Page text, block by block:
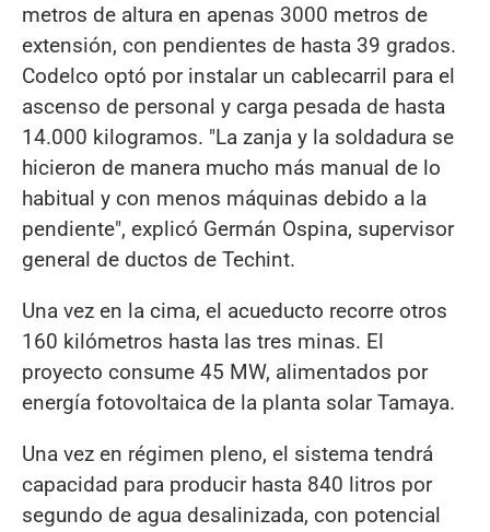
metros de altura en apenas 3000 metros de
extensión, con pendientes de hasta 39 grados.
Codelco optó por instalar un cablecarril para el
ascenso de personal y carga pesada de hasta
14.000 kilogramos. "La zanja y la soldadura se
hicieron de manera mucho más manual de lo
habitual y con menos máquinas debido a la
pendiente", explicó Germán Ospina, supervisor
general de ductos de Techint.
Una vez en la cima, el acueducto recorre otros
160 kilómetros hasta las tres minas. El
proyecto consume 45 MW, alimentados por
energía fotovoltaica de la planta solar Tamaya.
Una vez en régimen pleno, el sistema tendrá
capacidad para producir hasta 840 litros por
segundo de agua desalinizada, con potencial